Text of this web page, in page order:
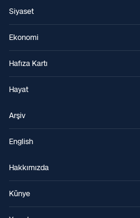
Siyaset
Ekonomi
Hafıza Kartı
Hayat
Arşiv
English
Hakkımızda
Künye